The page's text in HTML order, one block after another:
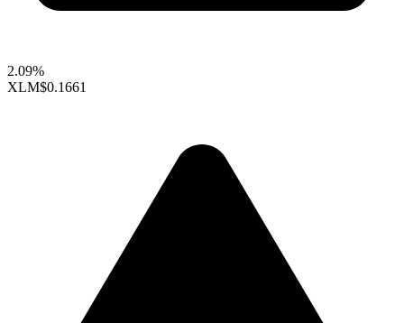
2.09%
XLM$0.1661